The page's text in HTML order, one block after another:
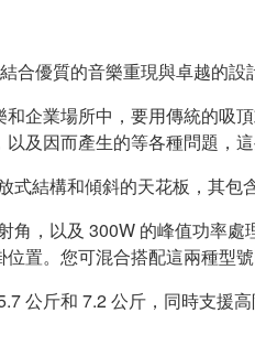
合優質的音樂重現與卓越的
企業場所中，要用傳統的吸
及因而產生的等各種問題，
式結構和傾斜的天花板，其包
角，以及 300W 的峰值功率
置。您可混合搭配這兩種型
公斤和 7.2 公斤，同時支援